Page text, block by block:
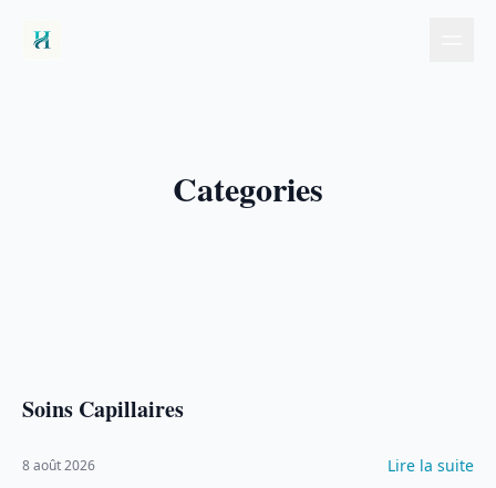
Categories
Soins Capillaires
8 août 2026 Lire la suite